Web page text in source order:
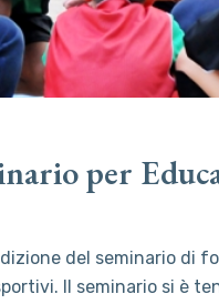
per
del seminario di
Il seminario si è